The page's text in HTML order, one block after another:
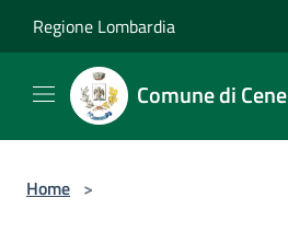
Regione Lombardia
Comune di Cene
Home >